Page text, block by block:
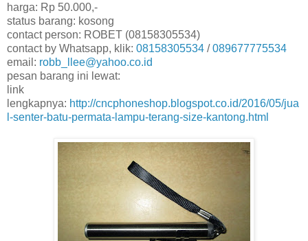
harga: Rp 50.000,-
status barang: kosong
contact person: ROBET (08158305534)
contact by Whatsapp, klik: 08158305534 /089677775534
email: robb_llee@yahoo.co.id
pesan barang ini lewat:
link
lengkapnya: http://cncphoneshop.blogspot.co.id/2016/05/jua
l-senter-batu-permata-lampu-terang-size-kantong.html